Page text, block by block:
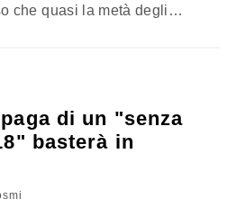
che quasi la metà degli
essere reintegrato nel
di un "senza
basterà in